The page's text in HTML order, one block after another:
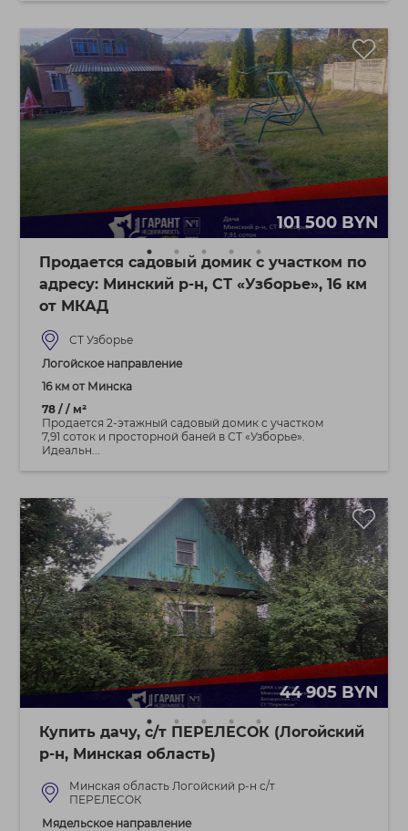
101 500 BYN
Продается садовый домик с участком по
адресу: Минский р-н, СТ «Узборье», 16 км
от МКАД
СТ Узборье
Логойское направление
16 км от Минска
78 / / м²
Продается 2-этажный садовый домик с участком
7,91 соток и просторной баней в СТ «Узборье».
Идеальн...
44 905 BYN
Купить дачу, с/т ПЕРЕЛЕСОК (Логойский
р-н, Минская область)
Минская область Логойский р-н с/т
ПЕРЕЛЕСОК
Мядельское направление